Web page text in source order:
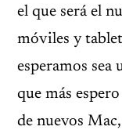
el que será el
móviles y
esperamos sea
que más
de nuevos